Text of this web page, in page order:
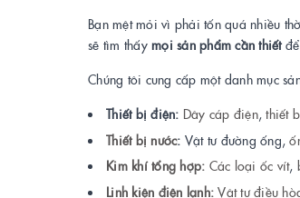
Bạn mệt mỏi vì phải tốn quá nhiều
sẽ tìm thấy mọi sản phẩm cần thiếtđể
Chúng tôi cung cấp một danh mục
Thiết bị điện: Dây cáp điện, thiết
Thiết bị nước: Vật tư đường ống,
Kim khí tổng hợp: Các loại ốc vít,
Linh kiện điện lạnh: Vật tư điều